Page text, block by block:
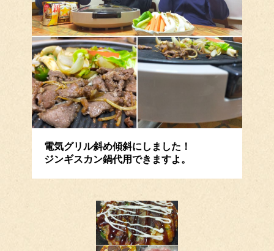
電気グリル斜め傾斜にしました！
ジンギスカン鍋代用できますよ。